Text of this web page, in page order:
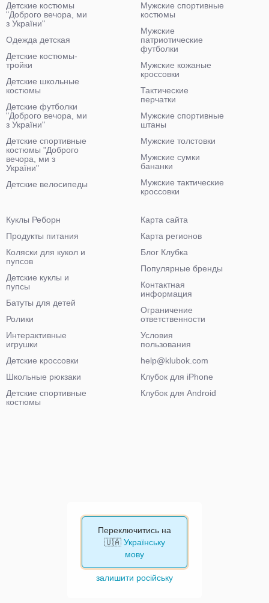
Детские костюмы
"Доброго вечора, ми
з України"
Одежда детская
Детские костюмы-
тройки
Детские школьные
костюмы
Детские футболки
"Доброго вечора, ми
з України"
Детские спортивные
костюмы "Доброго
вечора, ми з
України"
Детские велосипеды
Мужские спортивные
костюмы
Мужские
патриотические
футболки
Мужские кожаные
кроссовки
Тактические
перчатки
Мужские спортивные
штаны
Мужские толстовки
Мужские сумки
бананки
Мужские тактические
кроссовки
Куклы Реборн
Продукты питания
Коляски для кукол и
пупсов
Детские куклы и
пупсы
Батуты для детей
Ролики
Интерактивные
игрушки
Детские кроссовки
Школьные рюкзаки
Детские спортивные
костюмы
Карта сайта
Карта регионов
Блог Клубка
Популярные бренды
Контактная
информация
Ограничение
ответственности
Условия
пользования
help@klubok.com
Клубок для iPhone
Клубок для Android
Переключитись на
🇺🇦 Українську
мову
залишити російську